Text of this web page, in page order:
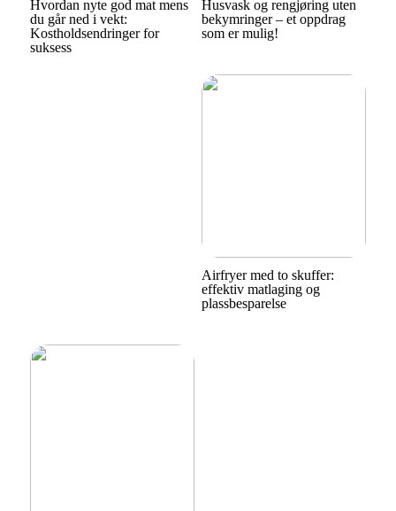
Hvordan nyte god mat mens
du går ned i vekt:
Kostholdsendringer for
suksess
Husvask og rengjøring uten
bekymringer – et oppdrag
som er mulig!
Airfryer med to skuffer:
effektiv matlaging og
plassbesparelse